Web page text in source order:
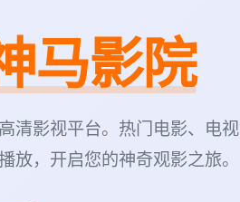
马影院
清影视平台。热门电影、电视
放，开启您的神奇观影之旅。